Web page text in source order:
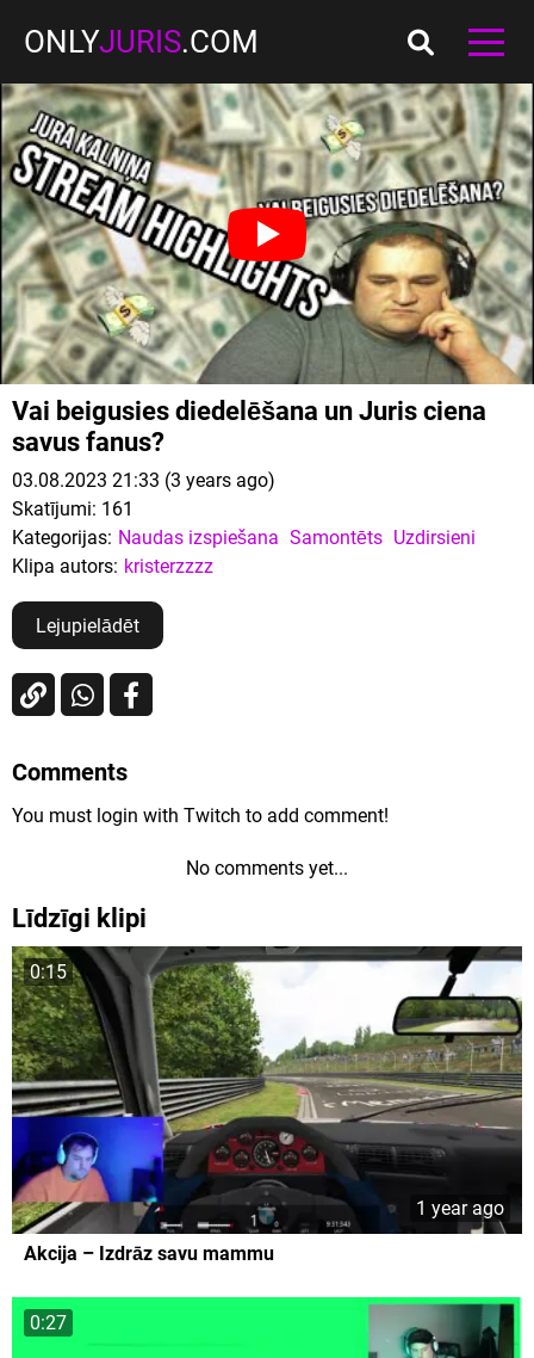
ONLYJURIS.COM
Vai beigusies diedelēšana un Juris ciena
savus fanus?
03.08.2023 21:33 (3 years ago)
Skatījumi: 161
Kategorijas: Naudas izspiešana Samontēts Uzdirsieni
Klipa autors: kristerzzzz
Lejupielādēt
Comments
You must login with Twitch to add comment!
No comments yet...
Līdzīgi klipi
0:15
1 year ago
Akcija – Izdrāz savu mammu
0:27